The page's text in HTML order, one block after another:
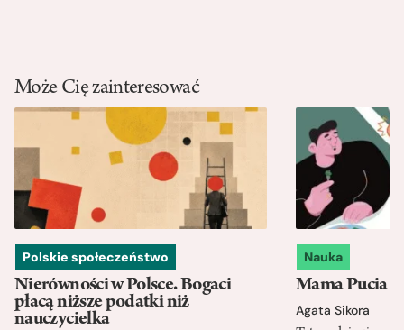
Może Cię zainteresować
Polskie społeczeństwo
Nierówności w Polsce. Bogaci
płacą niższe podatki niż
nauczycielka
Nauka
Mama Pucia
Agata Sikora